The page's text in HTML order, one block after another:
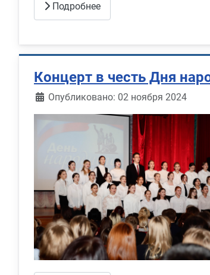
Подробнее
Концерт в честь Дня
Информация о материале
Опубликовано: 02 ноября 2024